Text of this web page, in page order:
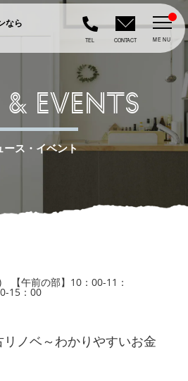
なら
TEL CONTACT MENU
EVENTS
ース・イベント
【午前の部】10：00-11：
15：00
リノベ～わかりやすいお金